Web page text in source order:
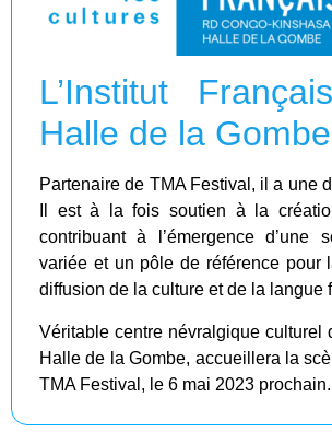
L’Institut
Halle de la Gombe
Partenaire de TMA Festival, il a une
Il est à la fois soutien à la
contribuant à l’émergence d’une
variée et un pôle de référence pour
diffusion de la culture et de la langue
Véritable centre névralgique culturel
Halle de la Gombe, accueillera la
TMA Festival, le 6 mai 2023 prochain.